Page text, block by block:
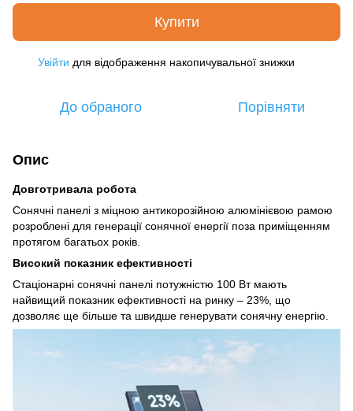
Купити
Увійти для відображення накопичувальної знижки
До обраного Порівняти
Опис
Довготривала робота
Сонячні панелі з міцною антикорозійною алюмінієвою рамою
розроблені для генерації сонячної енергії поза приміщенням
протягом багатьох років.
Високий показник ефективності
Стаціонарні сонячні панелі потужністю 100 Вт мають
найвищий показник ефективності на ринку – 23%, що
дозволяє ще більше та швидше генерувати сонячну енергію.